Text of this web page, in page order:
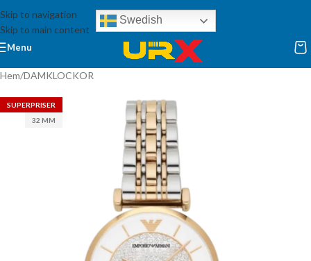
Skip to navigation
Skip to main content
Swedish
Menu
Hem/DAMKLOCKOR
SUPERPRISER
32 MM